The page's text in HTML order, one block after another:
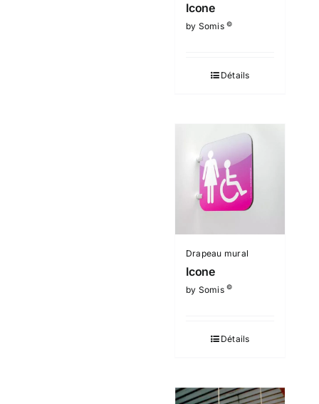
Icone
by Somis©
Détails
Drapeau mural
Icone
by Somis©
Détails